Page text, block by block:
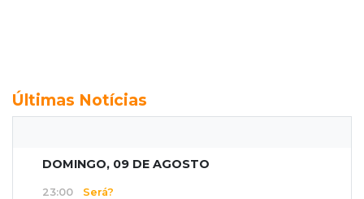
Últimas Notícias
DOMINGO, 09 DE AGOSTO
23:00 Será?